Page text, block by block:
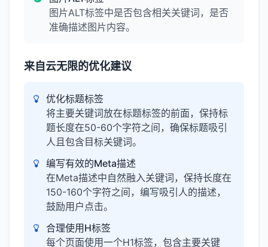
图片ALT标签中是否包含相关关键词，是否
准确描述图片内容。
来自云无限的优化建议
优化标题标签
将主要关键词放在标题标签的前面，保持标
题长度在50-60个字符之间，确保标题吸引
人且包含目标关键词。
编写有效的Meta描述
在Meta描述中自然融入关键词，保持长度在
150-160个字符之间，编写吸引人的描述，
鼓励用户点击。
合理使用H标签
每个页面使用一个H1标签，包含主要关键